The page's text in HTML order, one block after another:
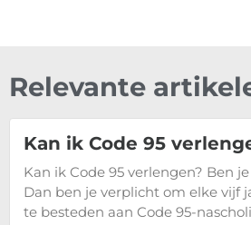
Relevante
Kan ik Code 95
Kan ik Code 95 verlengen? Ben
Dan ben je verplicht om elke vijf
te besteden aan Code 95-